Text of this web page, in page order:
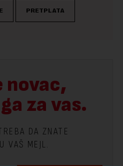
PRETPLATA
novac,
za vas.
DA ZNATE
VAŠ MEJL.